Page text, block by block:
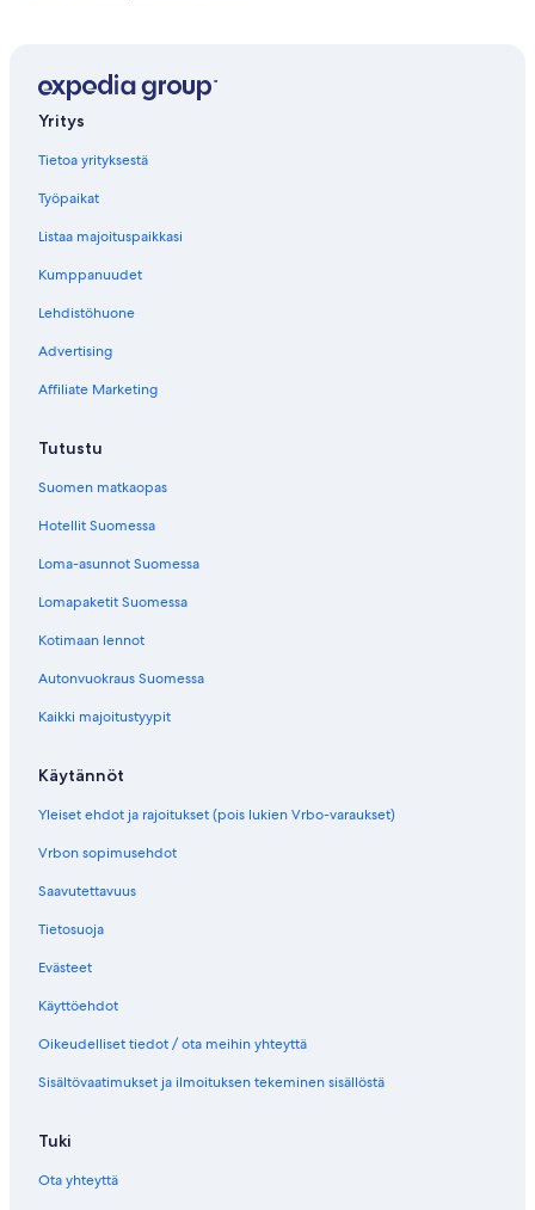
Yritys
Tietoa yrityksestä
Työpaikat
Listaa majoituspaikkasi
Kumppanuudet
Lehdistöhuone
Advertising
Affiliate Marketing
Tutustu
Suomen matkaopas
Hotellit Suomessa
Loma-asunnot Suomessa
Lomapaketit Suomessa
Kotimaan lennot
Autonvuokraus Suomessa
Kaikki majoitustyypit
Käytännöt
Yleiset ehdot ja rajoitukset (pois lukien Vrbo-varaukset)
Vrbon sopimusehdot
Saavutettavuus
Tietosuoja
Evästeet
Käyttöehdot
Oikeudelliset tiedot / ota meihin yhteyttä
Sisältövaatimukset ja ilmoituksen tekeminen sisällöstä
Tuki
Ota yhteyttä